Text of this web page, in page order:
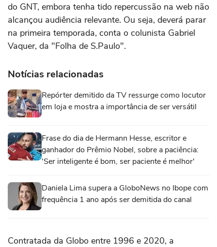
do GNT, embora tenha tido repercussão na web não
alcançou audiência relevante. Ou seja, deverá parar
na primeira temporada, conta o colunista Gabriel
Vaquer, da "Folha de S.Paulo".
Notícias relacionadas
Repórter demitido da TV ressurge como locutor
em loja e mostra a importância de ser versátil
Frase do dia de Hermann Hesse, escritor e
ganhador do Prêmio Nobel, sobre a paciência:
'Ser inteligente é bom, ser paciente é melhor'
Daniela Lima supera a GloboNews no Ibope com
frequência 1 ano após ser demitida do canal
Contratada da Globo entre 1996 e 2020, a